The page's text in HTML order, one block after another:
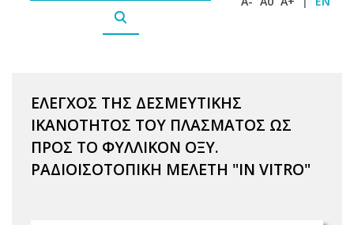
ΕΛΕΓΧΟΣ ΤΗΣ ΔΕΣΜΕΥΤΙΚΗΣ
ΙΚΑΝΟΤΗΤΟΣ ΤΟΥ ΠΛΑΣΜΑΤΟΣ ΩΣ
ΠΡΟΣ ΤΟ ΦΥΛΛΙΚΟΝ ΟΞΥ.
ΡΑΔΙΟΙΣΟΤΟΠΙΚΗ ΜΕΛΕΤΗ "IN VITRO"